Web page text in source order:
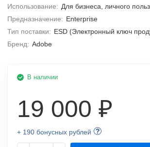
Использование: Для бизнеса, личного
Предназначение: Enterprise
Тип поставки: ESD (Электронный ключ
Бренд: Adobe
В наличии
19 000 ₽
+ 190 бонусных рублей